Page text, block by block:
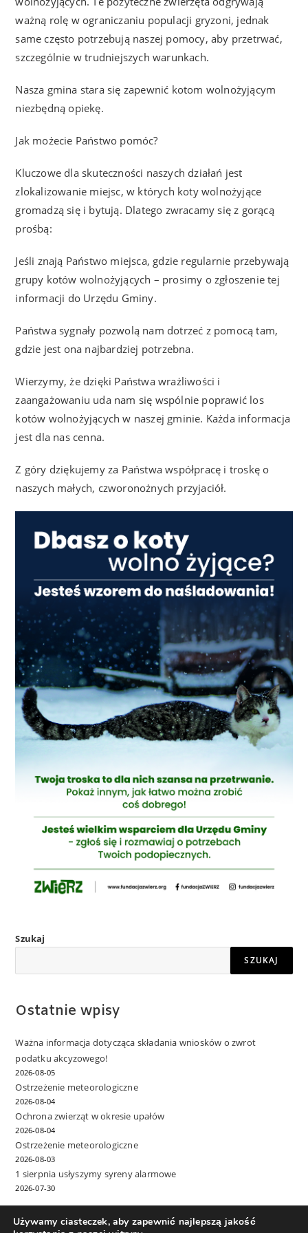
ważną rolę w ograniczaniu populacji gryzoni, jednak
same często potrzebują naszej pomocy, aby przetrwać,
szczególnie w trudniejszych warunkach.
Nasza gmina stara się zapewnić kotom wolnożyjącym
niezbędną opiekę.
Jak możecie Państwo pomóc?
Kluczowe dla skuteczności naszych działań jest
zlokalizowanie miejsc, w których koty wolnożyjące
gromadzą się i bytują. Dlatego zwracamy się z gorącą
prośbą:
Jeśli znają Państwo miejsca, gdzie regularnie przebywają
grupy kotów wolnożyjących – prosimy o zgłoszenie tej
informacji do Urzędu Gminy.
Państwa sygnały pozwolą nam dotrzeć z pomocą tam,
gdzie jest ona najbardziej potrzebna.
Wierzymy, że dzięki Państwa wrażliwości i
zaangażowaniu uda nam się wspólnie poprawić los
kotów wolnożyjących w naszej gminie. Każda informacja
jest dla nas cenna.
Z góry dziękujemy za Państwa współpracę i troskę o
naszych małych, czworonożnych przyjaciół.
Szukaj
SZUKAJ
Ostatnie wpisy
Ważna informacja dotycząca składania wniosków o zwrot
podatku akcyzowego!
2026-08-05
Ostrzeżenie meteorologiczne
2026-08-04
Ochrona zwierząt w okresie upałów
2026-08-04
Ostrzeżenie meteorologiczne
2026-08-03
1 sierpnia usłyszymy syreny alarmowe
2026-07-30
Używamy ciasteczek, aby zapewnić najlepszą jakość